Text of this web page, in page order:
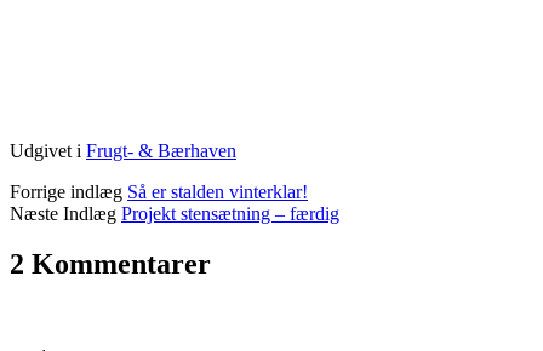
Udgivet i Frugt- & Bærhaven
Forrige indlæg Så er stalden vinterklar!
Næste Indlæg Projekt stensætning – færdig
2 Kommentarer